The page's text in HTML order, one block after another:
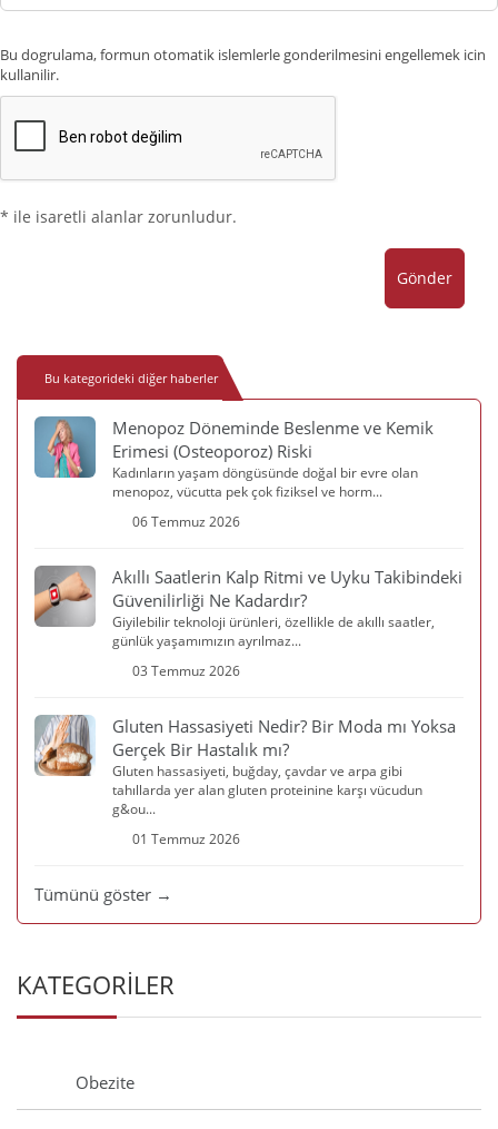
Bu dogrulama, formun otomatik islemlerle gonderilmesini engellemek icin
kullanilir.
* ile isaretli alanlar zorunludur.
Gönder
Bu kategorideki diğer haberler
Menopoz Döneminde Beslenme ve Kemik
Erimesi (Osteoporoz) Riski
Kadınların yaşam döngüsünde doğal bir evre olan
menopoz, vücutta pek çok fiziksel ve horm...
06 Temmuz 2026
Akıllı Saatlerin Kalp Ritmi ve Uyku Takibindeki
Güvenilirliği Ne Kadardır?
Giyilebilir teknoloji ürünleri, özellikle de akıllı saatler,
günlük yaşamımızın ayrılmaz...
03 Temmuz 2026
Gluten Hassasiyeti Nedir? Bir Moda mı Yoksa
Gerçek Bir Hastalık mı?
Gluten hassasiyeti, buğday, çavdar ve arpa gibi
tahıllarda yer alan gluten proteinine karşı vücudun
g&ou...
01 Temmuz 2026
Tümünü göster →
KATEGORİLER
Obezite